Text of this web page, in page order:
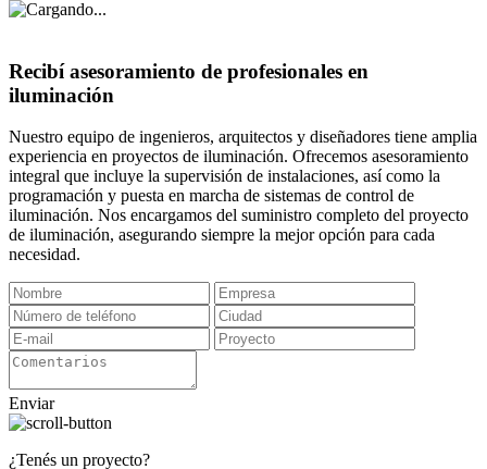
Recibí asesoramiento de profesionales en
iluminación
Nuestro equipo de ingenieros, arquitectos y diseñadores tiene amplia
experiencia en proyectos de iluminación. Ofrecemos asesoramiento
integral que incluye la supervisión de instalaciones, así como la
programación y puesta en marcha de sistemas de control de
iluminación. Nos encargamos del suministro completo del proyecto
de iluminación, asegurando siempre la mejor opción para cada
necesidad.
Enviar
¿Tenés un proyecto?